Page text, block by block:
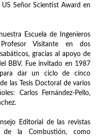
Señor Scientist Award en
Escuela de Ingenieros
Visitante en dos
gracias al apoyo de
BBV. Fue invitado en 1987
dar un ciclo de cinco
las Tesis Doctoral de varios
Carlos Fernández-Pello,
Editorial de las revistas
de la Combustión, como